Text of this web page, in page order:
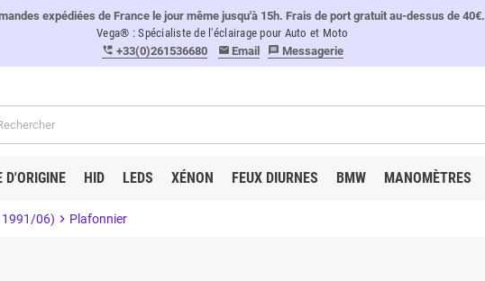
expédiées de France le jour même jusqu'à 15h. Frais de port gratuit au-dessus de 40€.
Vega® : Spécialiste de l'éclairage pour Auto et Moto
perm_phone_msg +33(0)261536680 email Email message Messagerie
D'ORIGINE HID LEDS XÉNON FEUX DIURNES BMW MANOMÈTRES
1991/06) chevron_right Plafonnier